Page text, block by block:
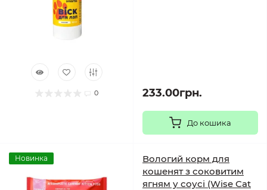
0 233.00грн.
До кошика
Новинка
Вологий корм для
кошенят з соковитим
ягням у соусі (Wise Cat